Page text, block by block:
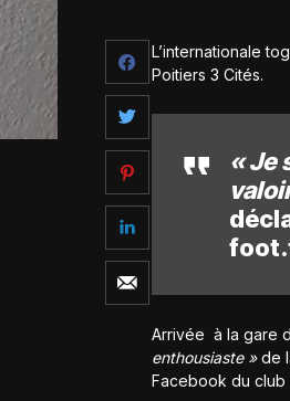
L’internationale
Poitiers 3 Cités.
« Je
Arrivée à la gare
enthousiaste »de
Facebook du